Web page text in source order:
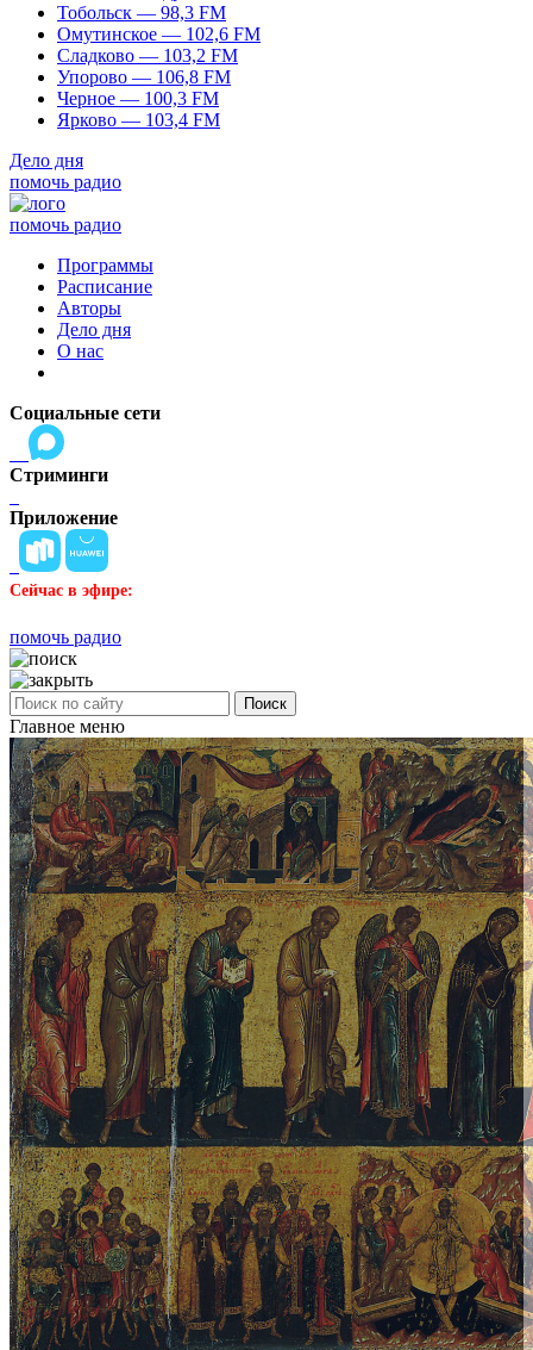
Тобольск — 98,3 FM
Омутинское — 102,6 FM
Сладково — 103,2 FM
Упорово — 106,8 FM
Черное — 100,3 FM
Ярково — 103,4 FM
Дело дня
помочь радио
помочь радио
Программы
Расписание
Авторы
Дело дня
О нас
Социальные сети
Стриминги
Приложение
Сейчас в эфире:
помочь радио
Поиск
Главное меню